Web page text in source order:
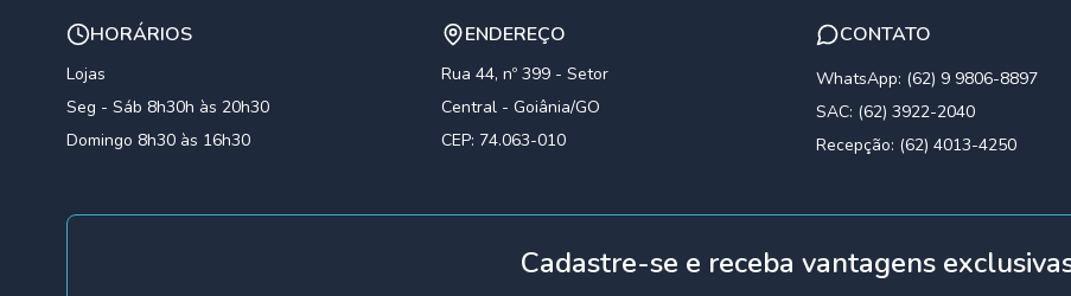
HORÁRIOS
Lojas
Seg - Sáb 8h30h às 20h30
Domingo 8h30 às 16h30
ENDEREÇO
Rua 44, nº 399 - Setor
Central - Goiânia/GO
CEP: 74.063-010
CONTATO
WhatsApp: (62) 9 9806-8897
SAC: (62) 3922-2040
Recepção: (62) 4013-4250
Cadastre-se e receba vantagens